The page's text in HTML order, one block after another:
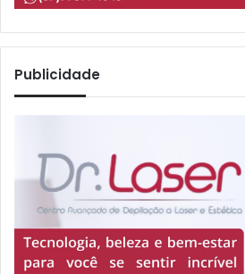
Publicidade